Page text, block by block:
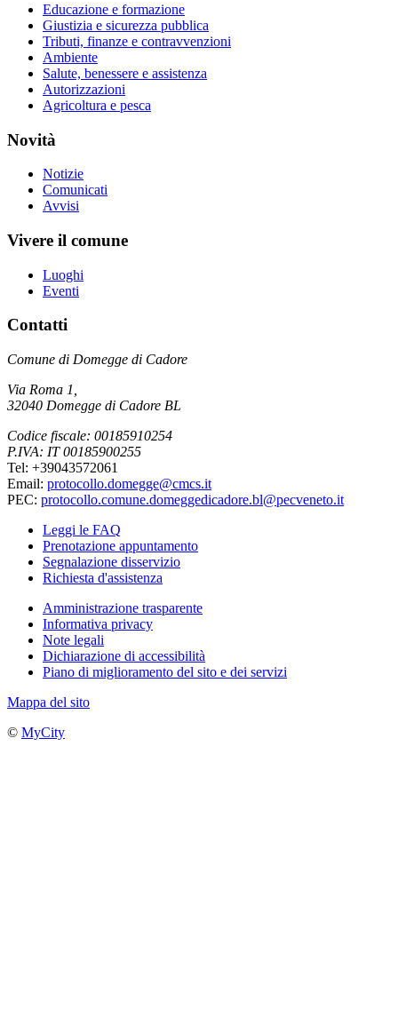
Educazione e formazione
Giustizia e sicurezza pubblica
Tributi, finanze e contravvenzioni
Ambiente
Salute, benessere e assistenza
Autorizzazioni
Agricoltura e pesca
Novità
Notizie
Comunicati
Avvisi
Vivere il comune
Luoghi
Eventi
Contatti
Comune di Domegge di Cadore
Via Roma 1,
32040 Domegge di Cadore BL
Codice fiscale: 00185910254
P.IVA: IT 00185900255
Tel: +39043572061
Email: protocollo.domegge@cmcs.it
PEC: protocollo.comune.domeggedicadore.bl@pecveneto.it
Leggi le FAQ
Prenotazione appuntamento
Segnalazione disservizio
Richiesta d'assistenza
Amministrazione trasparente
Informativa privacy
Note legali
Dichiarazione di accessibilità
Piano di miglioramento del sito e dei servizi
Mappa del sito
© MyCity